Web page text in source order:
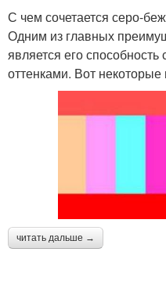
С чем сочетается серо-
Одним из главных
является его
оттенками. Вот
читать дальше →